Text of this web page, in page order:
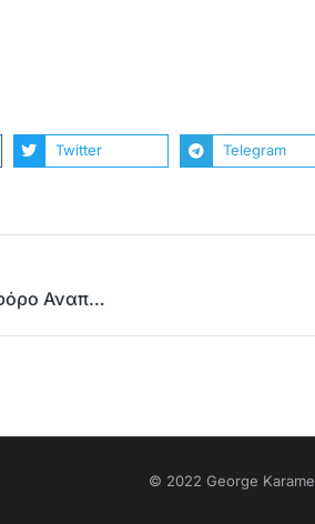
Twitter Telegram
Μελέτη για πεζογέφυρα στη Λεωφόρο Αναπαύσεως και δύο ακόμα έργα από την Περιφέρεια Αττικής στα Βριλήσσια
© 2022 George